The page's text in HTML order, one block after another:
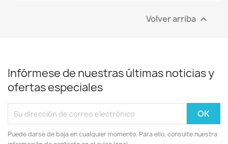
Volver arriba 
Infórmese de nuestras últimas noticias y
ofertas especiales
Puede darse de baja en cualquier momento. Para ello, consulte nuestra